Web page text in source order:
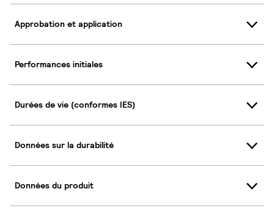
Approbation et application
Performances initiales
Durées de vie (conformes IES)
Données sur la durabilité
Données du produit